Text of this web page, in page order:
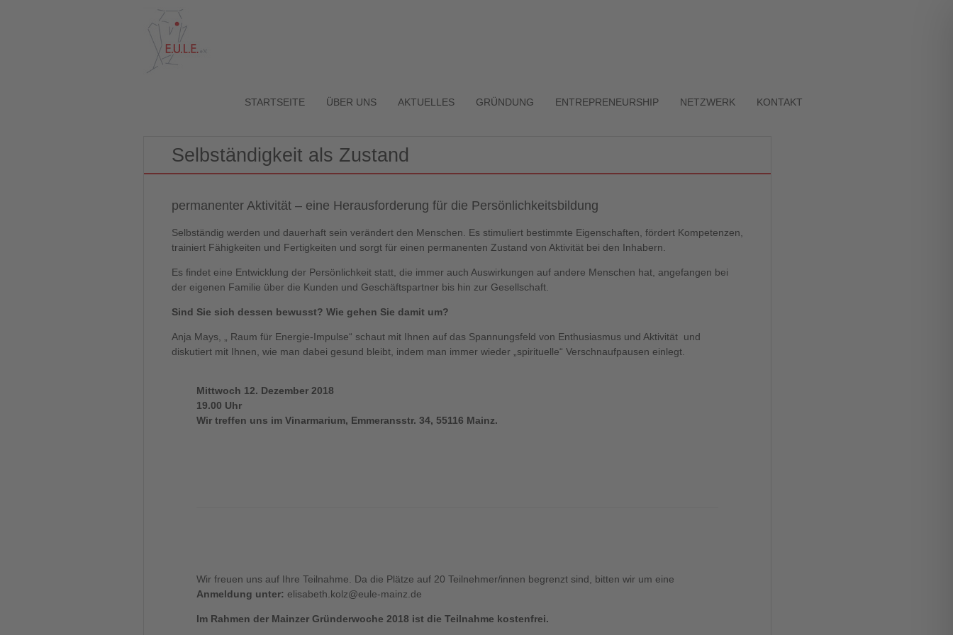
STARTSEITE ÜBER UNS AKTUELLES GRÜNDUNG ENTREPRENEURSHIP NETZWERK KONTAKT
Selbständigkeit als Zustand
permanenter Aktivität – eine Herausforderung für die Persönlichkeitsbildung
Selbständig werden und dauerhaft sein verändert den Menschen. Es stimuliert bestimmte Eigenschaften, fördert Kompetenzen,
trainiert Fähigkeiten und Fertigkeiten und sorgt für einen permanenten Zustand von Aktivität bei den Inhabern.
Es findet eine Entwicklung der Persönlichkeit statt, die immer auch Auswirkungen auf andere Menschen hat, angefangen bei
der eigenen Familie über die Kunden und Geschäftspartner bis hin zur Gesellschaft.
Sind Sie sich dessen bewusst? Wie gehen Sie damit um?
Anja Mays, „ Raum für Energie-Impulse“ schaut mit Ihnen auf das Spannungsfeld von Enthusiasmus und Aktivität und
diskutiert mit Ihnen, wie man dabei gesund bleibt, indem man immer wieder „spirituelle“ Verschnaufpausen einlegt.
Mittwoch 12. Dezember 2018
19.00 Uhr
Wir treffen uns im Vinarmarium, Emmeransstr. 34, 55116 Mainz.
Wir freuen uns auf Ihre Teilnahme. Da die Plätze auf 20 Teilnehmer/innen begrenzt sind, bitten wir um eine
Anmeldung unter: elisabeth.kolz@eule-mainz.de
Im Rahmen der Mainzer Gründerwoche 2018 ist die Teilnahme kostenfrei.